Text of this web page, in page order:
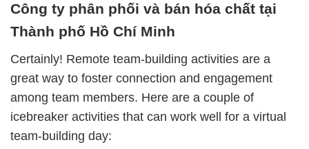
Công ty phân phối và bán hóa chất tại
Thành phố Hồ Chí Minh
Certainly! Remote team-building activities are a
great way to foster connection and engagement
among team members. Here are a couple of
icebreaker activities that can work well for a virtual
team-building day: